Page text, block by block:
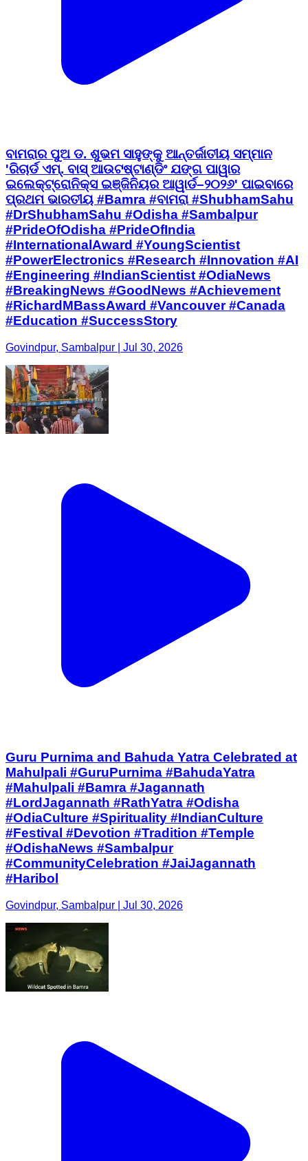
ବାମରାର ପୁଅ ଡ. ଶୁଭମ ସାହୁଙ୍କୁ ଆନ୍ତର୍ଜାତୀୟ ସମ୍ମାନ
'ରିଚାର୍ଡ ଏମ୍. ବାସ୍ ଆଉଟଷ୍ଟାଣ୍ଡିଂ ଯଙ୍ଗ ପାୱାର
ଇଲେକ୍ଟ୍ରୋନିକ୍ସ ଇଞ୍ଜିନିୟର ଆୱାର୍ଡ–୨୦୨୬' ପାଇବାରେ
ପ୍ରଥମ ଭାରତୀୟ #Bamra #ବାମରା #ShubhamSahu
#DrShubhamSahu #Odisha #Sambalpur
#PrideOfOdisha #PrideOfIndia
#InternationalAward #YoungScientist
#PowerElectronics #Research #Innovation #AI
#Engineering #IndianScientist #OdiaNews
#BreakingNews #GoodNews #Achievement
#RichardMBassAward #Vancouver #Canada
#Education #SuccessStory
Govindpur, Sambalpur | Jul 30, 2026
Guru Purnima and Bahuda Yatra Celebrated at
Mahulpali #GuruPurnima #BahudaYatra
#Mahulpali #Bamra #Jagannath
#LordJagannath #RathYatra #Odisha
#OdiaCulture #Spirituality #IndianCulture
#Festival #Devotion #Tradition #Temple
#OdishaNews #Sambalpur
#CommunityCelebration #JaiJagannath
#Haribol
Govindpur, Sambalpur | Jul 30, 2026